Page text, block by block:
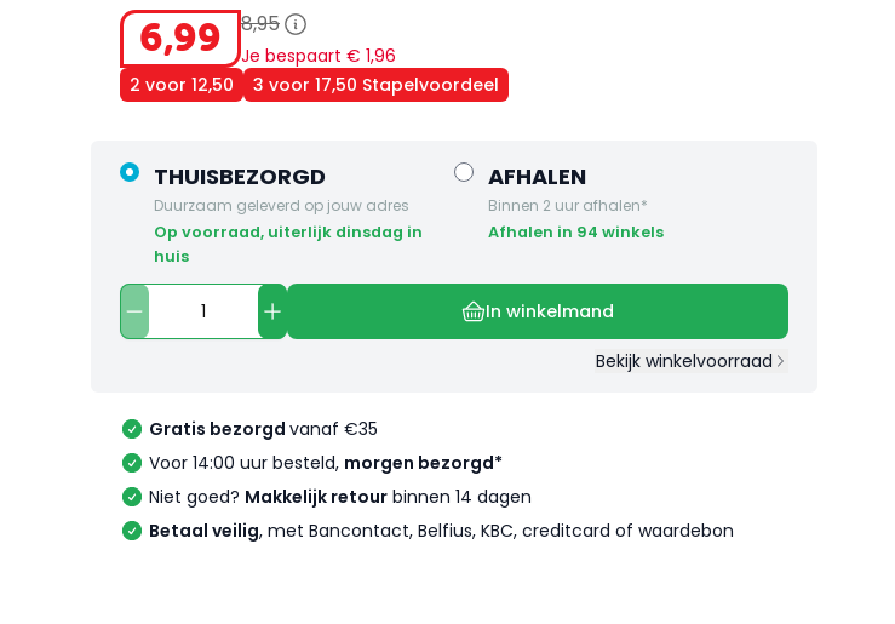
6,99 8,95
Je bespaart € 1,96
2 voor 12,50
3 voor 17,50 Stapelvoordeel
THUISBEZORGD
Duurzaam geleverd op jouw adres
op voorraad, uiterlijk dinsdag in
huis
AFHALEN
Binnen 2 uur afhalen*
Afhalen in 94 winkels
In winkelmand
Bekijk winkelvoorraad
Gratis bezorgd vanaf €35
Voor 14:00 uur besteld, morgen bezorgd*
Niet goed? Makkelijk retour binnen 14 dagen
Betaal veilig, met Bancontact, Belfius, KBC, creditcard of waardebon